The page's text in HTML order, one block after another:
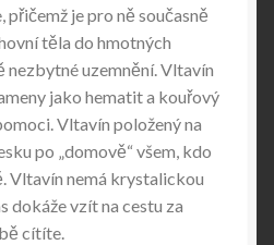
je pro ně současně
těla do hmotných
nezbytné uzemnění. Vltavín
jako hematit a kouřový
Vltavín položený na
po „domově“ všem, kdo
Vltavín nemá krystalickou
dokáže vzít na cestu za
cítíte.